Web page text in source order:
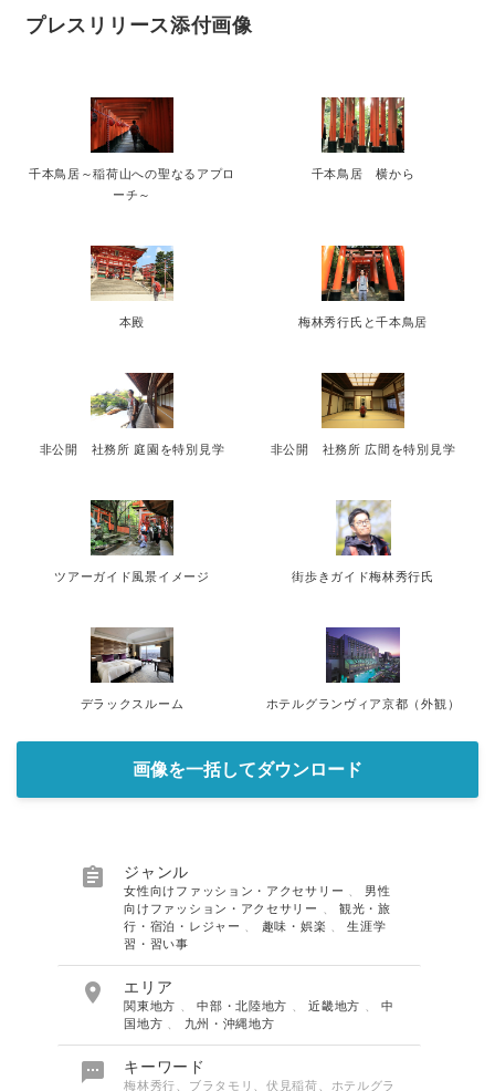
プレスリリース添付画像
千本鳥居～稲荷山への聖なるアプロ
ーチ～
千本鳥居 横から
本殿 梅林秀行氏と千本鳥居
非公開 社務所 庭園を特別見学 非公開 社務所 広間を特別見学
ツアーガイド風景イメージ 街歩きガイド梅林秀行氏
デラックスルーム ホテルグランヴィア京都（外観）
画像を一括してダウンロード
 ジャンル
女性向けファッション・アクセサリー
男性
向けファッション・アクセサリー
観光・旅
行・宿泊・レジャー
趣味・娯楽 、生涯学
習・習い事
 エリア
関東地方 、中部・北陸地方 、近畿地方 、中
国地方
九州・沖縄地方
 キーワード
梅林秀行、ブラタモリ、伏見稲荷、ホテルグラ
Japanese